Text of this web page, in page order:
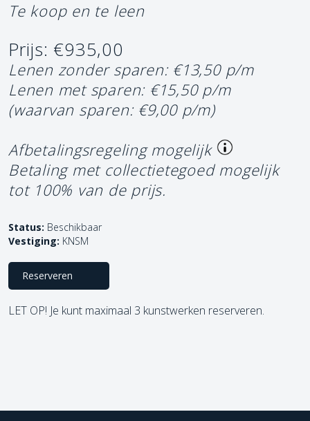
Te koop en te leen
Prijs: €935,00
Lenen zonder sparen: €13,50 p/m
Lenen met sparen: €15,50 p/m
(waarvan sparen: €9,00 p/m)
Afbetalingsregeling mogelijk
Betaling met collectietegoed mogelijk
tot 100% van de prijs.
Status: Beschikbaar
Vestiging: KNSM
Reserveren
LET OP! Je kunt maximaal 3 kunstwerken reserveren.